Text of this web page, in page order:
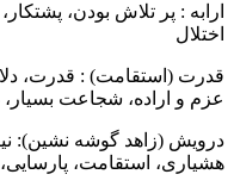
: پر تلاش بودن،
(استقامت) : قدرت،
و اراده، شجاعت بسیار،
(زاهد گوشه نشین):
استقامت، پارسایی،